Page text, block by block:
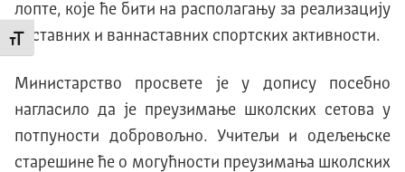
Промени величину слова
лопте, које ће бити на располагању за реализацију
наставних и ваннаставних спортских активности.
Министарство просвете је у допису посебно
нагласило да је преузимање школских сетова у
потпуности добровољно. Учитељи и одељењске
старешине ће о могућности преузимања школских